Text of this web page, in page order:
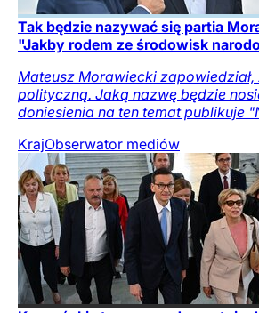
Tak będzie nazywać się partia
"Jakby rodem ze środowisk
Mateusz Morawiecki zapowiedział,
polityczną. Jaką nazwę będzie
doniesienia na ten temat publikuje
KrajObserwator mediów